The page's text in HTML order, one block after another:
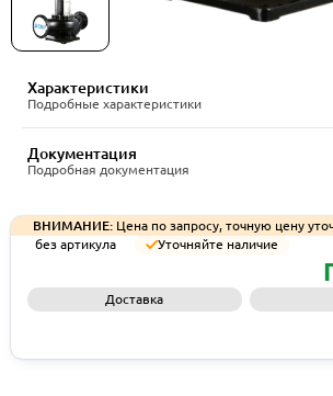
Характеристики
Подробные характеристики
Документация
Подробная документация
ВНИМАНИЕ: Цена по запросу, точную цену
без артикула
Уточняйте наличие
Доставка